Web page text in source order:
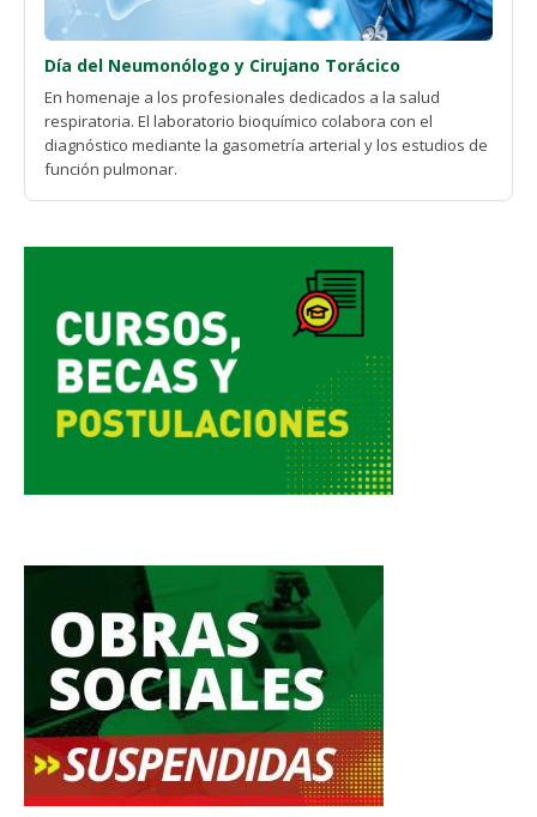
Día del Neumonólogo y Cirujano Torácico
En homenaje a los profesionales dedicados a la salud
respiratoria. El laboratorio bioquímico colabora con el
diagnóstico mediante la gasometría arterial y los estudios de
función pulmonar.